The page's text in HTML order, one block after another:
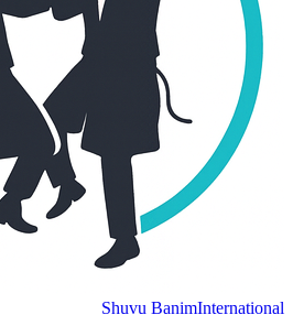
Shuvu BanimInternational